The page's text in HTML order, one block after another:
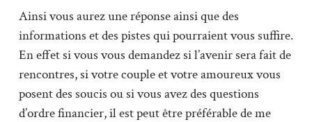
Ainsi vous aurez une réponse ainsi que des
informations et des pistes qui pourraient vous suffire.
En effet si vous vous demandez si l’avenir sera fait de
rencontres, si votre couple et votre amoureux vous
posent des soucis ou si vous avez des questions
d’ordre financier, il est peut être préférable de me